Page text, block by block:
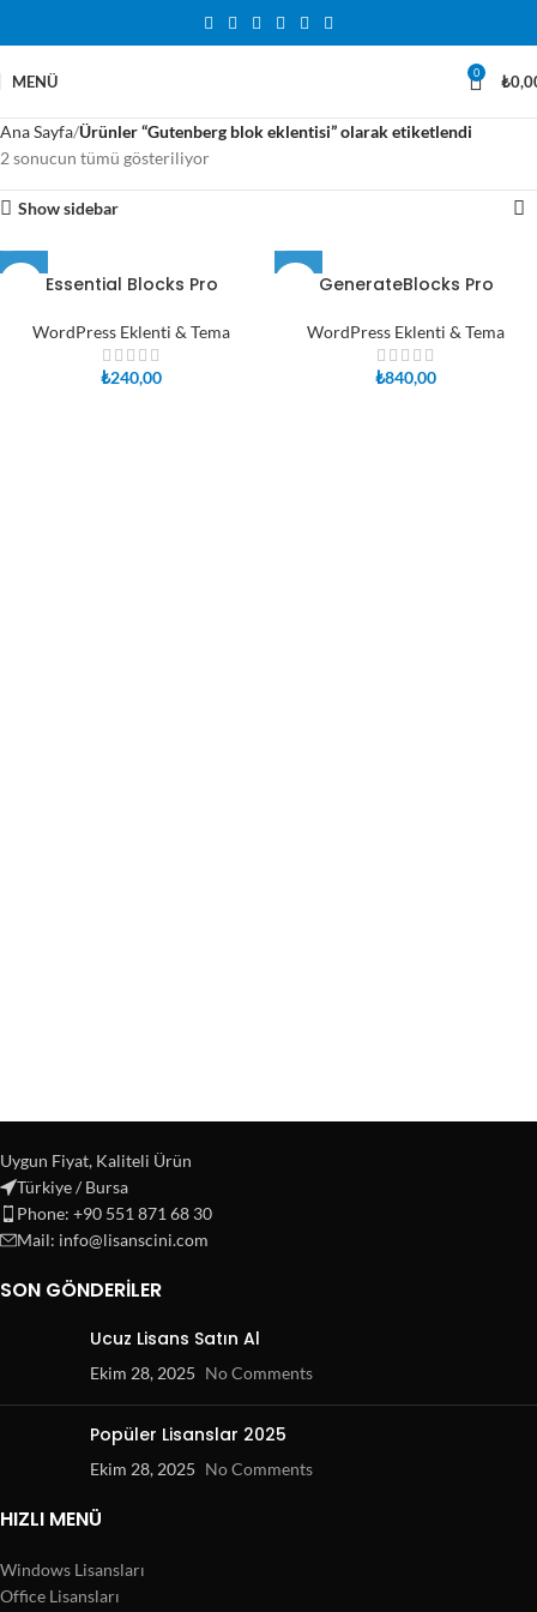
MENÜ 0 ₺
Ana Sayfa Ürünler “Gutenberg blok eklentisi” olarak etiketlendi
2 sonucun tümü gösteriliyor
Show sidebar
Essential Blocks Pro
WordPress Eklenti & Tema
₺240,00
GenerateBlocks Pro
WordPress Eklenti & Tema
₺840,00
Uygun Fiyat, Kaliteli Ürün
Türkiye / Bursa
Phone: +90 551 871 68 30
Mail: info@lisanscini.com
SON GÖNDERILER
Ucuz Lisans Satın Al
Ekim 28, 2025 No Comments
Popüler Lisanslar 2025
Ekim 28, 2025 No Comments
HIZLI MENÜ
Windows Lisansları
Office Lisansları